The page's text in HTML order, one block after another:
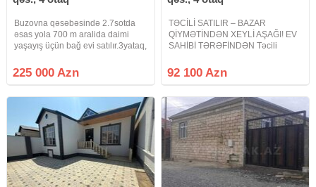
Buzovna qəsəbəsində 2.7sotda
əsas yola 700 m aralida daimi
yaşayış üçün bağ evi satılır.3yataq,
həyətində filtirli hovuz, açıq
besetka, manqal zona, parking
225 000 Azn
TƏCİLİ SATILIR – BAZAR
QİYMƏTİNDƏN XEYLİ AŞAĞI! EV
SAHİBİ TƏRƏFİNDƏN Təcili
yaşayış üçün tikdirdiyim evimi
bazar qiymətindən xeyli sərfəli
tikintisi və
92 100 Azn